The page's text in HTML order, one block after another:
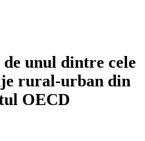
unul dintre cele
rural-urban din
OECD